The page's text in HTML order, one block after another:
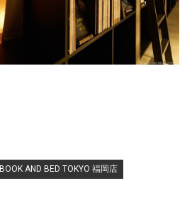
BOOK AND BED TOKYO 福岡店